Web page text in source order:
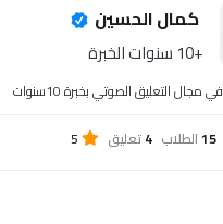
كمال الحسين
+10 سنوات الخبرة
التعليق الصوتي بخبرة 10سنوات
15الطلاب 4تعليق 5